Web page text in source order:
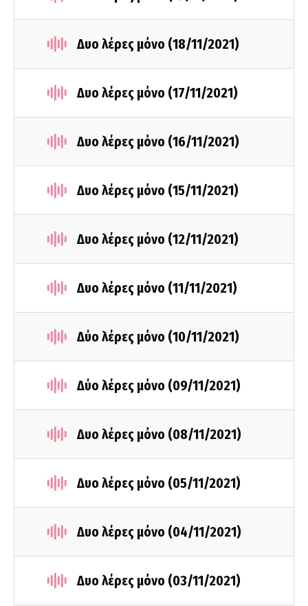
Δυο λέρες μόνο (18/11/2021)
Δυο λέρες μόνο (17/11/2021)
Δυο λέρες μόνο (16/11/2021)
Δυο λέρες μόνο (15/11/2021)
Δυο λέρες μόνο (12/11/2021)
Δυο λέρες μόνο (11/11/2021)
Δύο λέρες μόνο (10/11/2021)
Δύο λέρες μόνο (09/11/2021)
Δυο λέρες μόνο (08/11/2021)
Δυο λέρες μόνο (05/11/2021)
Δυο λέρες μόνο (04/11/2021)
Δυο λέρες μόνο (03/11/2021)